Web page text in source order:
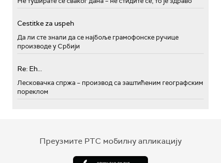
Cestitke za uspeh
Да ли сте знали да се најбоље грамофонске ручице
производе у Србији
Re: Eh...
Лесковачка спржа – производ са заштићеним географским
пореклом
Преузмите РТС мобилну апликацију